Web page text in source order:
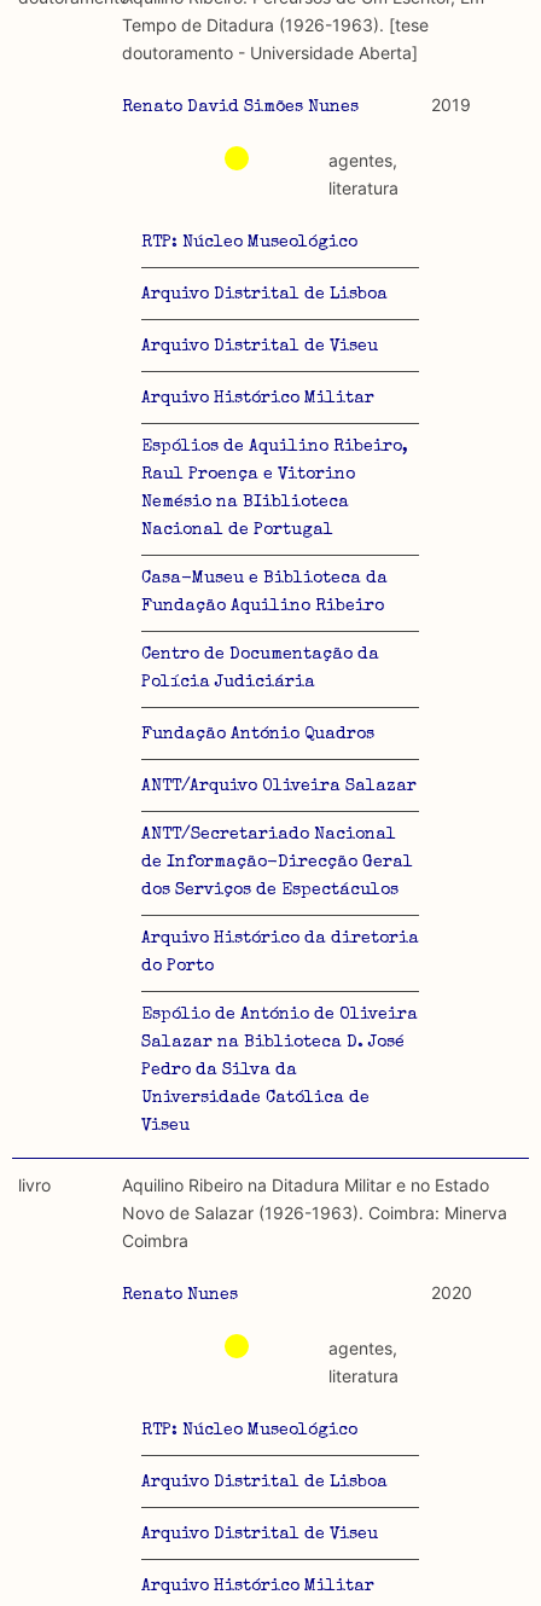
académicos.
A lista procura incluir as publicações mais relevantes
a algumas das publicações que aqui se encontram
discurso e uso da liberdade de expressão. Trata-se de
uma censura que é omnipresente, dado que é
constitutiva do próprio acto de fala.
Regulatória e Constitutiva : são combinadas ambas
.csv para importação em programas de folha de cálculo
Tempo de Ditadura (1926-1963). [tese
doutoramento - Universidade Aberta]
Renato David Simões Nunes 2019
RTP: Núcleo Museológico
Arquivo Distrital de Lisboa
Arquivo Distrital de Viseu
Arquivo Histórico Militar
Espólios de Aquilino Ribeiro,
Raul Proença e Vitorino
Nemésio na BIiblioteca
Nacional de Portugal
Casa-Museu e Biblioteca da
Fundação Aquilino Ribeiro
Centro de Documentação da
Polícia Judiciária
Fundação António Quadros
ANTT/Arquivo Oliveira Salazar
ANTT/Secretariado Nacional
de Informação-Direcção Geral
dos Serviços de Espectáculos
Arquivo Histórico da diretoria
do Porto
Espólio de António de Oliveira
Salazar na Biblioteca D. José
Pedro da Silva da
Universidade Católica de
Viseu
agentes,
literatura
livro
Aquilino Ribeiro na Ditadura Militar e no Estado
Novo de Salazar (1926-1963). Coimbra: Minerva
Coimbra
Renato Nunes 2020
RTP: Núcleo Museológico
Arquivo Distrital de Lisboa
Arquivo Distrital de Viseu
Arquivo Histórico Militar
agentes,
literatura